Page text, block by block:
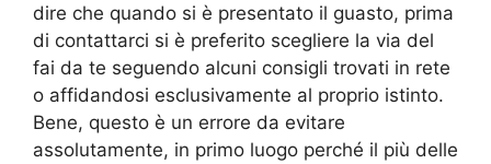
dire che quando si è presentato il guasto, prima
di contattarci si è preferito scegliere la via del
fai da te seguendo alcuni consigli trovati in rete
o affidandosi esclusivamente al proprio istinto.
Bene, questo è un errore da evitare
assolutamente, in primo luogo perché il più delle